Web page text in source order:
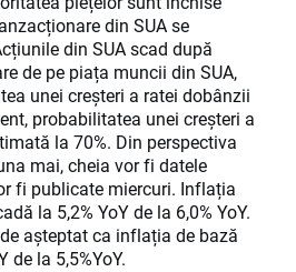
din SUA se
din SUA scad după
de pe piața muncii din SUA,
unei creșteri a ratei dobânzii
probabilitatea unei creșteri a
la 70%. Din perspectiva
mai, cheia vor fi datele
fi publicate miercuri. Inflația
la 5,2% YoY de la 6,0% YoY.
așteptat ca inflația de bază
de la 5,5%YoY.